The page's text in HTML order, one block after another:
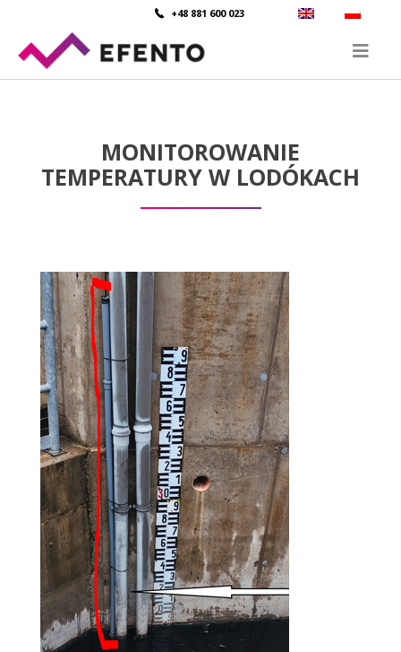
+48 881 600 023
MONITOROWANIE
TEMPERATURY W LODÓKACH